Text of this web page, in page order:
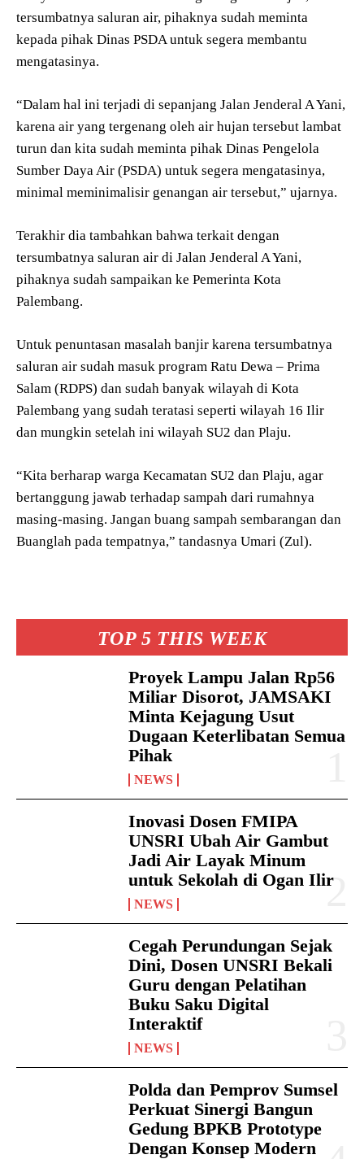
TOP 5 THIS WEEK
Proyek Lampu Jalan Rp56
Miliar Disorot, JAMSAKI
Minta Kejagung Usut
Dugaan Keterlibatan Semua
Pihak
NEWS
Inovasi Dosen FMIPA
UNSRI Ubah Air Gambut
Jadi Air Layak Minum
untuk Sekolah di Ogan Ilir
NEWS
Cegah Perundungan Sejak
Dini, Dosen UNSRI Bekali
Guru dengan Pelatihan
Buku Saku Digital
Interaktif
NEWS
Polda dan Pemprov Sumsel
Perkuat Sinergi Bangun
Gedung BPKB Prototype
Dengan Konsep Modern
tersumbatnya saluran air, pihaknya sudah meminta
kepada pihak Dinas PSDA untuk segera membantu
mengatasinya.
“Dalam hal ini terjadi di sepanjang Jalan Jenderal A Yani,
karena air yang tergenang oleh air hujan tersebut lambat
turun dan kita sudah meminta pihak Dinas Pengelola
Sumber Daya Air (PSDA) untuk segera mengatasinya,
minimal meminimalisir genangan air tersebut,” ujarnya.
Terakhir dia tambahkan bahwa terkait dengan
tersumbatnya saluran air di Jalan Jenderal A Yani,
pihaknya sudah sampaikan ke Pemerinta Kota
Palembang.
Untuk penuntasan masalah banjir karena tersumbatnya
saluran air sudah masuk program Ratu Dewa – Prima
Salam (RDPS) dan sudah banyak wilayah di Kota
Palembang yang sudah teratasi seperti wilayah 16 Ilir
dan mungkin setelah ini wilayah SU2 dan Plaju.
“Kita berharap warga Kecamatan SU2 dan Plaju, agar
bertanggung jawab terhadap sampah dari rumahnya
masing-masing. Jangan buang sampah sembarangan dan
Buanglah pada tempatnya,” tandasnya Umari (Zul).